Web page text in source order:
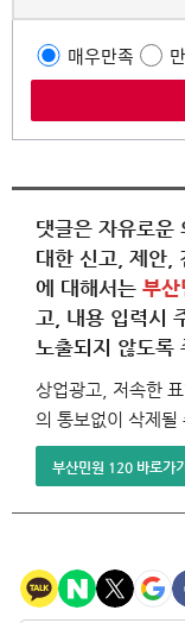
매우만족
댓글은 자유로운
대한 신고, 제안,
에 대해서는 부
고, 내용 입력시
노출되지 않도록
상업광고, 저속한
의 통보없이 삭제될
부산민원 120 바로가기